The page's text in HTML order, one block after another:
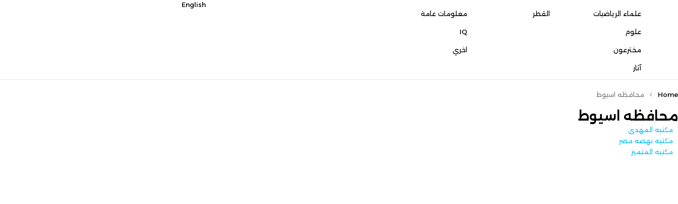
علماء الرياضيات
علوم
مخترعون
آثار
القطر معلومات عامة
IQ
اخري
English
محافظه اسيوط
Home محافظه اسيوط
مكتبه المهدى
مكتبه نهضه مصر
مكتبه المتميز